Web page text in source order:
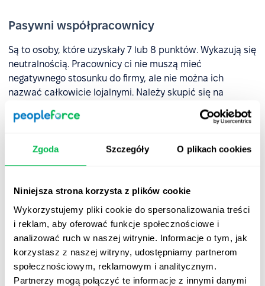
Zgoda Szczegóły O plikach cookies
Niniejsza strona korzysta z plików cookie
Wykorzystujemy pliki cookie do spersonalizowania treści
i reklam, aby oferować funkcje społecznościowe i
analizować ruch w naszej witrynie. Informacje o tym, jak
korzystasz z naszej witryny, udostępniamy partnerom
społecznościowym, reklamowym i analitycznym.
Partnerzy mogą połączyć te informacje z innymi danymi
Pasywni współpracownicy
Są to osoby, które uzyskały 7 lub 8 punktów. Wykazują się
neutralnością. Pracownicy ci nie muszą mieć
negatywnego stosunku do firmy, ale nie można ich
nazwać całkowicie lojalnymi. Należy skupić się na
negatywne nastawienie i zwiększyć zaangażowanie
jest zwiększenie lojalności pracowników wobec firmy.
Krytycy
Są to ci pracownicy, którzy mają ocenę od 0 do 6. Jest
mało prawdopodobne, aby polecili firmę do zatrudnienia.
W kontaktach z krytykami ważne jest, aby zidentyfikować
przyczyny takiego nastawienia i podjąć kroki w celu
rozwiązania tych problemów.